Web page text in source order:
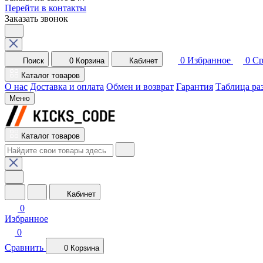
Перейти в контакты
Заказать звонок
Поиск 0 Корзина Кабинет 0 Избранное 0
Каталог товаров
О нас Доставка и оплата Обмен и возврат Гарантия Таблица
Меню
Каталог товаров
Кабинет
0
Избранное
0
Сравнить
0 Корзина